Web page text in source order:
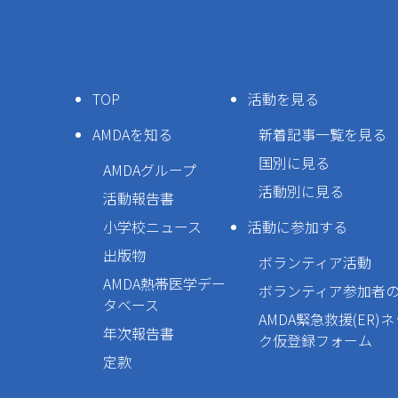
TOP
AMDAを知る
AMDAグループ
活動報告書
小学校ニュース
出版物
AMDA熱帯医学デー
タベース
年次報告書
定款
活動を見る
新着記事一覧を見る
国別に見る
活動別に見る
活動に参加する
ボランティア活動
ボランティア参加者
AMDA緊急救援(ER)
ク仮登録フォーム